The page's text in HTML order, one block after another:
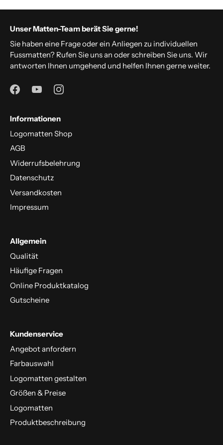
Unser Matten-Team berät Sie gerne!
Sie haben eine Frage oder ein Anliegen zu individuellen
Fussmatten? Rufen Sie uns an oder schreiben Sie uns. Wir
antworten Ihnen umgehend und helfen Ihnen gerne weiter.
Informationen
Logomatten Shop
AGB
Widerrufsbelehrung
Datenschutz
Versandkosten
Impressum
Allgemein
Qualität
Häufige Fragen
Online Produktkatalog
Gutscheine
Kundenservice
Angebot anfordern
Farbauswahl
Logomatten gestalten
Größen & Preise
Logomatten
Produktbeschreibung